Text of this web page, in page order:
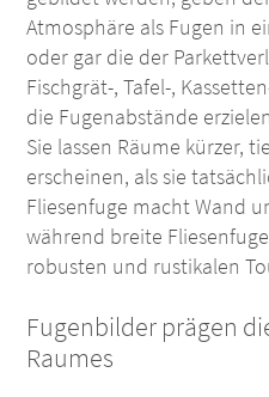
Atmosphäre als Fugen in
oder gar die der
Fischgrät-, Tafel-,
die Fugenabstände
Sie lassen Räume kürzer,
erscheinen, als sie
Fliesenfuge macht Wand
während breite
robusten und rustikalen
Fugenbilder prägen
Raumes